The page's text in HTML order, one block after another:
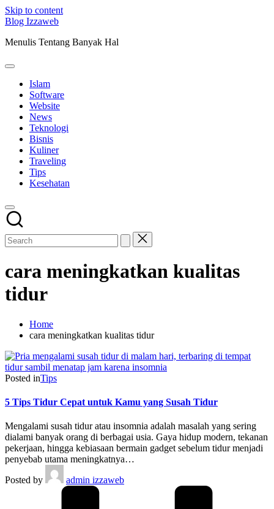
Skip to content
Blog Izzaweb
Menulis Tentang Banyak Hal
Islam
Software
Website
News
Teknologi
Bisnis
Kuliner
Traveling
Tips
Kesehatan
cara meningkatkan kualitas
tidur
Home
cara meningkatkan kualitas tidur
Posted inTips
5 Tips Tidur Cepat untuk Kamu yang Susah Tidur
Mengalami susah tidur atau insomnia adalah masalah yang sering
dialami banyak orang di berbagai usia. Gaya hidup modern, tekanan
pekerjaan, hingga kebiasaan bermain gadget sebelum tidur menjadi
penyebab utama meningkatnya…
Posted by
admin izzaweb